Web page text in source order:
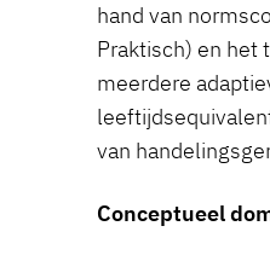
hand van
Praktisch) en het
meerdere
van
Conceptueel